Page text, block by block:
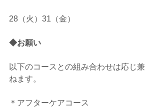
28（火）31（金）
◆お願い
以下のコースとの組み合わせは応じ兼
ねます。
＊アフターケアコース